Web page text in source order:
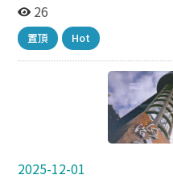
學童課業輔導工作或補救
實地學習時數) 單位 順興社區發展協會 國立政治大學教
師研習中心 社團法人台灣拾穗社區服務關懷協會 明興白
屋而紹據點 元太慈愛人文推廣協進會 教育部數位學伴計
務資訊係參考近年學長姐
內容請逕向各單位洽詢。
26
置頂 Hot
2025-12-01